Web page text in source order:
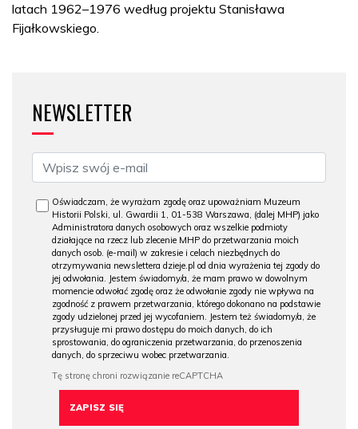
latach 1962–1976 według projektu Stanisława
Fijałkowskiego.
NEWSLETTER
Oświadczam, że wyrażam zgodę oraz upoważniam Muzeum
Historii Polski, ul. Gwardii 1, 01-538 Warszawa, (dalej MHP) jako
Administratora danych osobowych oraz wszelkie podmioty
działające na rzecz lub zlecenie MHP do przetwarzania moich
danych osob. (e-mail) w zakresie i celach niezbędnych do
otrzymywania newslettera dzieje.pl od dnia wyrażenia tej zgody do
jej odwołania. Jestem świadomy/a, że mam prawo w dowolnym
momencie odwołać zgodę oraz że odwołanie zgody nie wpływa na
zgodność z prawem przetwarzania, którego dokonano na podstawie
zgody udzielonej przed jej wycofaniem. Jestem też świadomy/a, że
przysługuje mi prawo dostępu do moich danych, do ich
sprostowania, do ograniczenia przetwarzania, do przenoszenia
danych, do sprzeciwu wobec przetwarzania.